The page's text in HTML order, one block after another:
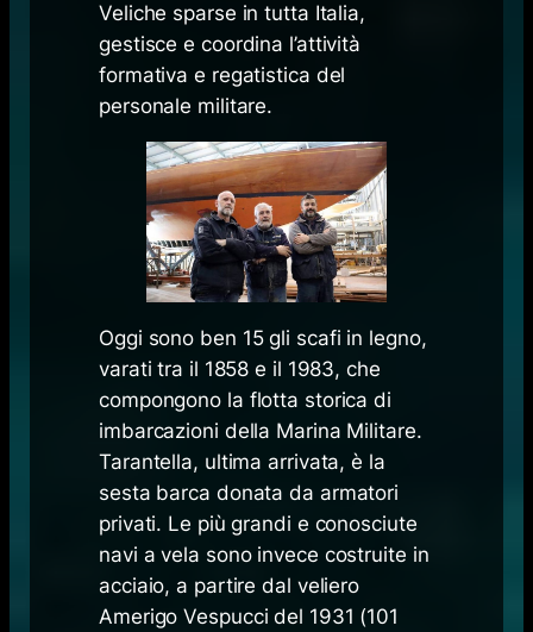
Veliche sparse in tutta Italia,
gestisce e coordina l’attività
formativa e regatistica del
personale militare.
Oggi sono ben 15 gli scafi in legno,
varati tra il 1858 e il 1983, che
compongono la flotta storica di
imbarcazioni della Marina Militare.
Tarantella, ultima arrivata, è la
sesta barca donata da armatori
privati. Le più grandi e conosciute
navi a vela sono invece costruite in
acciaio, a partire dal veliero
Amerigo Vespucci del 1931 (101